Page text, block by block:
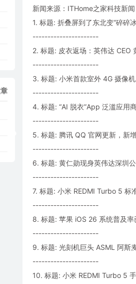
新闻来源：ITHome之家科技新闻
1. 标题: 折叠屏到了东北变“碎碎
----------------------
2. 标题: 皮衣返场：英伟达 CEO
----------------------
3. 标题: 小米首款室外 4G 摄像
----------------------
4. 标题: “AI 脱衣”App 泛滥应用
----------------------
5. 标题: 腾讯 QQ 官网更新，新
----------------------
6. 标题: 黄仁勋现身英伟达深圳
----------------------
7. 标题: 小米 REDMI Turbo 5 标
----------------------
8. 标题: 苹果 iOS 26 系统普及率
----------------------
9. 标题: 光刻机巨头 ASML 阿斯
----------------------
10. 标题: 小米 REDMI Turbo 5